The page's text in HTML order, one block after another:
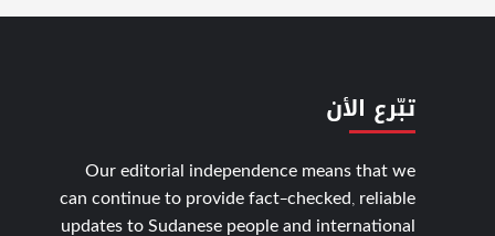
تبّرع الأن
Our editorial independence means that we
can continue to provide fact-checked, reliable
updates to Sudanese people and international